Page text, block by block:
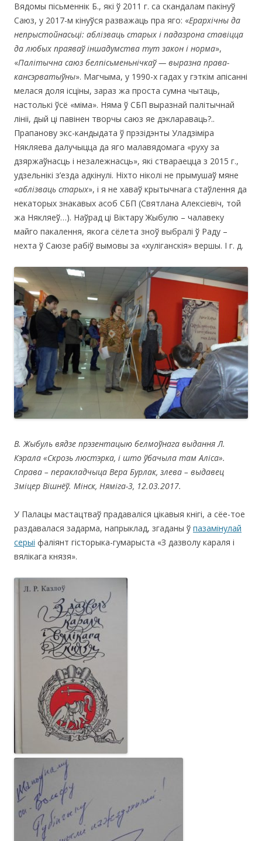
Вядомы пісьменнік Б., які ў 2011 г. са скандалам пакінуў
Саюз, у 2017-м кінуўся разважаць пра яго: «Ерархічны да
непрыстойнасьці: аблізваць старых і падазрона ставіцца
да любых праяваў іншадумства тут закон і норма»,
«Палітычна саюз белпісьменьнічкаў — выразна права-
кансэрватыўны». Магчыма, у 1990-х гадах у гэткім апісанні
мелася доля ісціны, зараз жа проста сумна чытаць,
настолькі ўсё «міма». Няма ў СБП выразнай палітычнай
лініі, дый ці павінен творчы саюз яе дэклараваць?..
Прапанову экс-кандыдата ў прэзідэнты Уладзіміра
Някляева далучыцца да яго малавядомага «руху за
дзяржаўнасць і незалежнасць», які ствараецца з 2015 г.,
удзельнікі з’езда адкінулі. Ніхто ніколі не прымушаў мяне
«аблізваць старых», і я не хаваў крытычнага стаўлення да
некаторых знакавых асоб СБП (Святлана Алексіевіч, той
жа Някляеў…). Наўрад ці Віктару Жыбулю – чалавеку
майго пакалення, якога сёлета зноў выбралі ў Раду –
нехта ў Саюзе рабіў вымовы за «хуліганскія» вершы. І г. д.
В. Жыбуль вядзе прэзентацыю белмоўнага выдання Л.
Кэрала «Скрозь люстэрка, i што ўбачыла там Аліса».
Справа – перакладчыца Вера Бурлак, злева – выдавец
Зміцер Вішнёў. Мінск, Няміга-3, 12.03.2017.
У Палацы мастацтваў прадаваліся цікавыя кнігі, а сёе-тое
раздавалася задарма, напрыклад, згаданы ў пазамінулай
серыі фаліянт гісторыка-гумарыста «З дазволу караля і
вялікага князя».